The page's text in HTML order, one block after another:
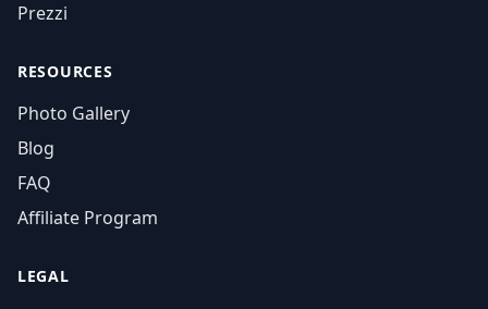
Prezzi
RESOURCES
Photo Gallery
Blog
FAQ
Affiliate Program
LEGAL